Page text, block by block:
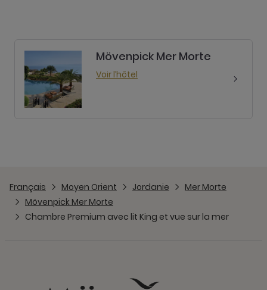
Mövenpick Mer Morte
Voir l’hôtel
Français Moyen Orient Jordanie
Mer Morte
Mövenpick Mer Morte
Chambre Premium avec lit King et vue sur la mer